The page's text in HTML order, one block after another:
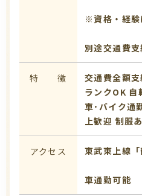
※資格・経験
別途交通費支
特 徴 交通費全額支
ランクOK 自
車･バイク通
上歓迎 制服
アクセス 東武東上線
車通勤可能